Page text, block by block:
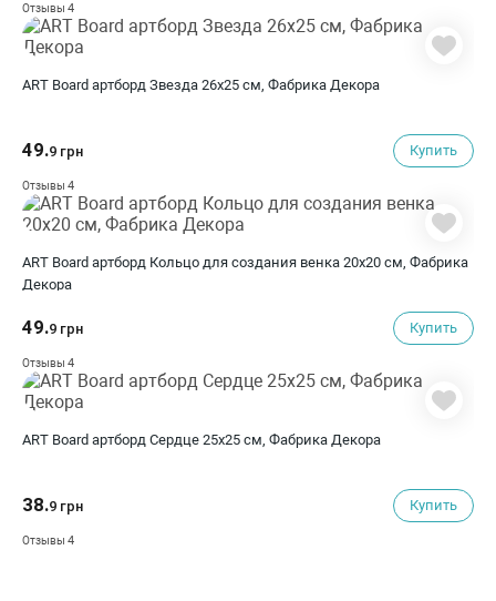
Отзывы 4
ART Board артборд Звезда 26х25 см, Фабрика Декора
49.9 грн Купить
Отзывы 4
ART Board артборд Кольцо для создания венка 20х20 см, Фабрика
Декора
49.9 грн Купить
Отзывы 4
ART Board артборд Сердце 25х25 см, Фабрика Декора
38.9 грн Купить
Отзывы 4